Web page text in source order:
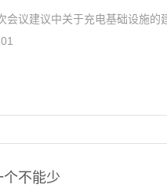
议建议中关于充电基础设施的
不能少